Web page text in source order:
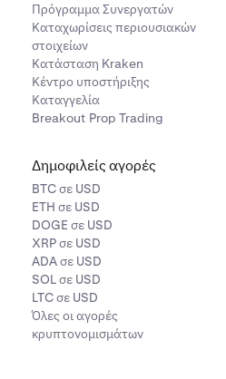
Πρόγραμμα Συνεργατών
Καταχωρίσεις περιουσιακών
στοιχείων
Κατάσταση Kraken
Κέντρο υποστήριξης
Καταγγελία
Breakout Prop Trading
Δημοφιλείς αγορές
BTC σε USD
ETH σε USD
DOGE σε USD
XRP σε USD
ADA σε USD
SOL σε USD
LTC σε USD
Όλες οι αγορές
κρυπτονομισμάτων